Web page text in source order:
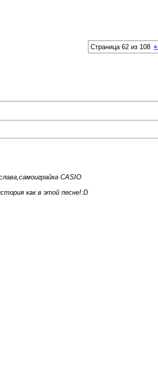
Страница 62 из 108 «
CASIO
как в этой песне!:D